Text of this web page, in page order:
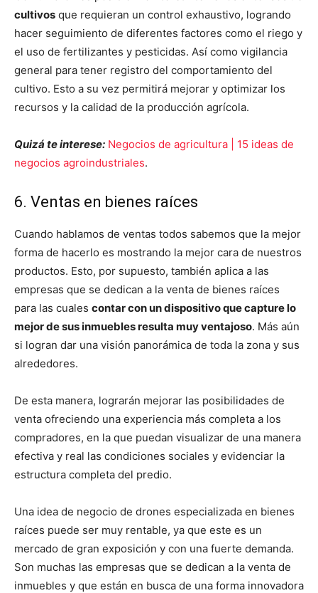
cultivos que requieran un control exhaustivo, logrando
hacer seguimiento de diferentes factores como el riego y
el uso de fertilizantes y pesticidas. Así como vigilancia
general para tener registro del comportamiento del
cultivo. Esto a su vez permitirá mejorar y optimizar los
recursos y la calidad de la producción agrícola.
Quizá te interese: Negocios de agricultura | 15 ideas de
negocios agroindustriales.
6. Ventas en bienes raíces
Cuando hablamos de ventas todos sabemos que la mejor
forma de hacerlo es mostrando la mejor cara de nuestros
productos. Esto, por supuesto, también aplica a las
empresas que se dedican a la venta de bienes raíces
para las cuales contar con un dispositivo que capture lo
mejor de sus inmuebles resulta muy ventajoso. Más aún
si logran dar una visión panorámica de toda la zona y sus
alrededores.
De esta manera, lograrán mejorar las posibilidades de
venta ofreciendo una experiencia más completa a los
compradores, en la que puedan visualizar de una manera
efectiva y real las condiciones sociales y evidenciar la
estructura completa del predio.
Una idea de negocio de drones especializada en bienes
raíces puede ser muy rentable, ya que este es un
mercado de gran exposición y con una fuerte demanda.
Son muchas las empresas que se dedican a la venta de
inmuebles y que están en busca de una forma innovadora